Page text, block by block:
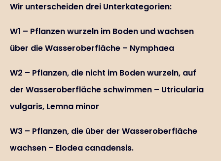
Wir unterscheiden drei Unterkategorien:
W1 – Pflanzen wurzeln im Boden und wachsen
über die Wasseroberfläche – Nymphaea
W2 – Pflanzen, die nicht im Boden wurzeln, auf
der Wasseroberfläche schwimmen – Utricularia
vulgaris, Lemna minor
W3 – Pflanzen, die über der Wasseroberfläche
wachsen – Elodea canadensis.